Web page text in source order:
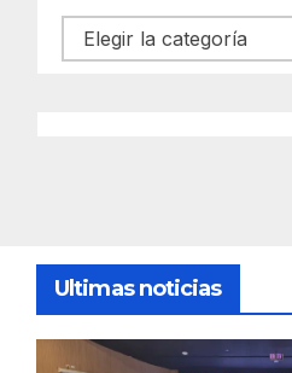
Categorías
Ultimas noticias